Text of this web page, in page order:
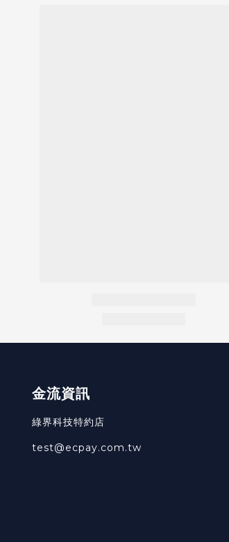
金流資訊
綠界科技特約店
test@ecpay.com.tw